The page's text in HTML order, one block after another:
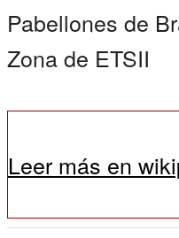
Pabellones de
Zona de ETSII
Leer más en